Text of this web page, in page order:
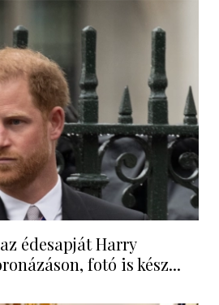
édesapját Harry
fotó is kész...